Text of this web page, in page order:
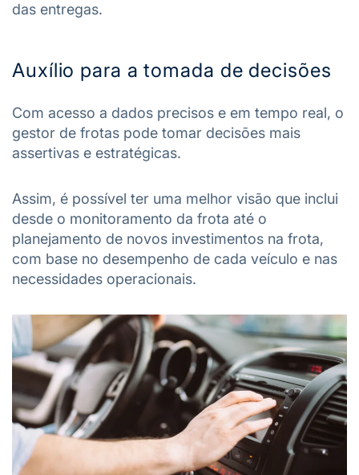
das entregas.
Auxílio para a tomada de decisões
Com acesso a dados precisos e em tempo real, o
gestor de frotas pode tomar decisões mais
assertivas e estratégicas.
Assim, é possível ter uma melhor visão que inclui
desde o monitoramento da frota até o
planejamento de novos investimentos na frota,
com base no desempenho de cada veículo e nas
necessidades operacionais.